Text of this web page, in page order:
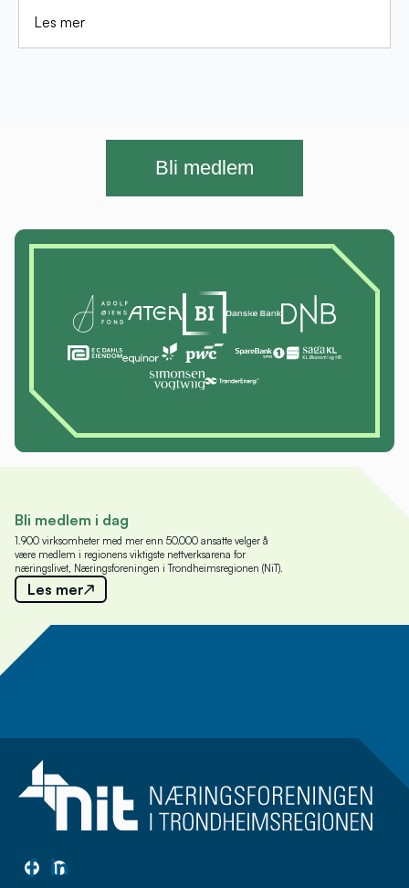
Les mer
Bli medlem
Bli medlem i dag
1.900 virksomheter med mer enn 50.000 ansatte velger å
være medlem i regionens viktigste nettverksarena for
næringslivet, Næringsforeningen i Trondheimsregionen (NiT).
Les mer